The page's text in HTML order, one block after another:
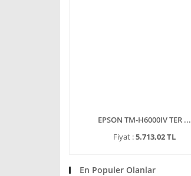
EPSON TM-H6000IV TER ...
Fiyat :5.713,02 TL
En Populer Olanlar